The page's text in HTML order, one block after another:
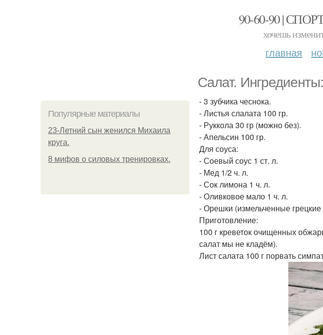
90-60-90 |
хочешь
главная
Салат.
Популярные материалы
23-Летний сын женился Михаила
круга.
8 мифов о силовых тренировках.
- 3 зубчика чеснока.
- Листья слалата 100 гр.
- Руккола 30 гр (можно без).
- Апельсин 100 гр.
Для соуса:
- Соевый соус 1 ст. л.
- Мед 1/2 ч. л.
- Сок лимона 1 ч. л.
- Оливковое мало 1 ч. л.
- Орешки (измельченные
Приготовление:
100 г креветок очищенных
салат мы не кладём).
Лист салата 100 г порвать